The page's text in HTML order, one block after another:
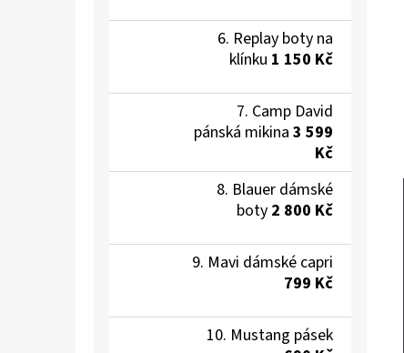
Replay boty na
klínku 1 150 Kč
Camp David
pánská mikina 3 599
Kč
Blauer dámské
boty 2 800 Kč
Mavi dámské capri
799 Kč
Mustang pásek